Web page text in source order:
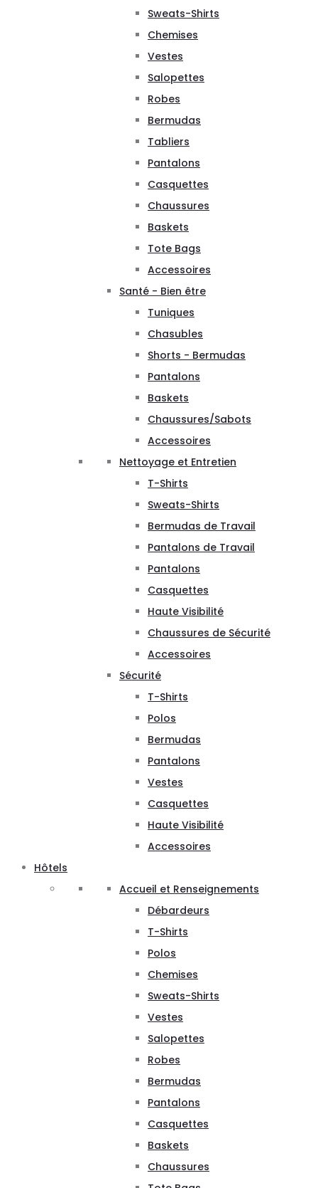
Sweats-Shirts
Chemises
Vestes
Salopettes
Robes
Bermudas
Tabliers
Pantalons
Casquettes
Chaussures
Baskets
Tote Bags
Accessoires
Santé - Bien être
Tuniques
Chasubles
Shorts - Bermudas
Pantalons
Baskets
Chaussures/Sabots
Accessoires
Nettoyage et Entretien
T-Shirts
Sweats-Shirts
Bermudas de Travail
Pantalons de Travail
Pantalons
Casquettes
Haute Visibilité
Chaussures de Sécurité
Accessoires
Sécurité
T-Shirts
Polos
Bermudas
Pantalons
Vestes
Casquettes
Haute Visibilité
Accessoires
Hôtels
Accueil et Renseignements
Débardeurs
T-Shirts
Polos
Chemises
Sweats-Shirts
Vestes
Salopettes
Robes
Bermudas
Pantalons
Casquettes
Baskets
Chaussures